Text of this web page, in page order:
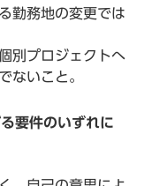
勤務地の変更では
別プロジェクトへ
ないこと。
要件のいずれに